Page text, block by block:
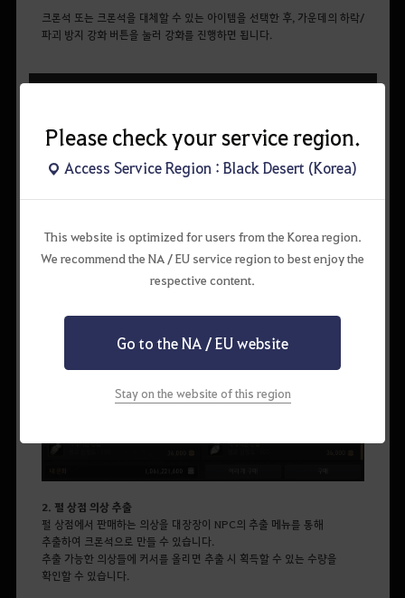
Please check your service region.
Access Service Region : Black Desert (Korea)
This website is optimized for users from the Korea region.
We recommend the NA / EU service region to best enjoy the
respective content.
Go to the NA / EU website
Stay on the website of this region
크론석 또는 크론석을 대체할 수 있는 아이템을 선택한 후, 가운데의 하락/
파괴 방지 강화 버튼을 눌러 강화를 진행하면 됩니다.
크론석은 어떻게 얻을 수 있을까요?
1. 대장장이 NPC에게 구매
2. 펄 상점 의상 추출
펄 상점에서 판매하는 의상을 대장장이 NPC의 추출 메뉴를 통해
추출하여 크론석으로 만들 수 있습니다.
추출 가능한 의상들에 커서를 올리면 추출 시 획득할 수 있는 수량을
확인할 수 있습니다.